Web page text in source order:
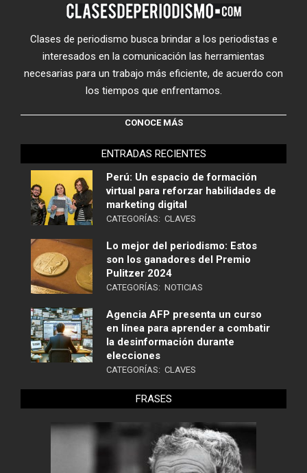
Clases de periodismo busca brindar a los periodistas e
interesados en la comunicación las herramientas
necesarias para un trabajo más eficiente, de acuerdo con
los tiempos que enfrentamos.
CONOCE MÁS
ENTRADAS RECIENTES
Perú: Un espacio de formación
virtual para reforzar habilidades de
marketing digital
CATEGORÍAS: CLAVES
Lo mejor del periodismo: Estos
son los ganadores del Premio
Pulitzer 2024
CATEGORÍAS: NOTICIAS
Agencia AFP presenta un curso
en línea para aprender a combatir
la desinformación durante
elecciones
CATEGORÍAS: CLAVES
FRASES